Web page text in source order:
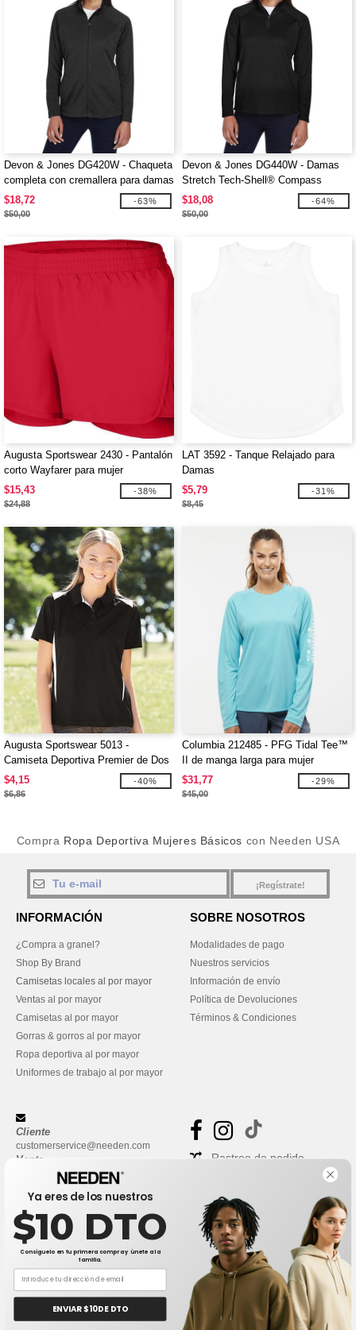
Devon & Jones DG420W - Chaqueta
completa con cremallera para damas
Stretch Tech-Shell® Compass
$18,72
$50,00
-63%
Devon & Jones DG440W - Damas
Stretch Tech-Shell® Compass
Quarter-Zip
$18,08
$50,00
-64%
Augusta Sportswear 2430 - Pantalón
corto Wayfarer para mujer
$15,43
$24,88
-38%
LAT 3592 - Tanque Relajado para
Damas
$5,79
$8,45
-31%
Augusta Sportswear 5013 -
Camiseta Deportiva Premier de Dos
Tonos
$4,15
$6,86
-40%
Columbia 212485 - PFG Tidal Tee™
II de manga larga para mujer
$31,77
$45,00
-29%
Compra Ropa Deportiva Mujeres Básicos con Needen USA
¡Regístrate!
INFORMACIÓN
¿Compra a granel?
Shop By Brand
Camisetas locales al por mayor
Ventas al por mayor
Camisetas al por mayor
Gorras & gorros al por mayor
Ropa deportiva al por mayor
Uniformes de trabajo al por mayor
SOBRE NOSOTROS
Modalidades de pago
Nuestros servicios
Información de envío
Política de Devoluciones
Términos & Condiciones
Cliente
customerservice@needen.com
Venta
sales@needen.com
Rastreo de pedido
Ya eres de los nuestros
$10 DTO
Consíguelo en tu primera compra y únete a la
familia.
ENVIAR $10 DE DTO